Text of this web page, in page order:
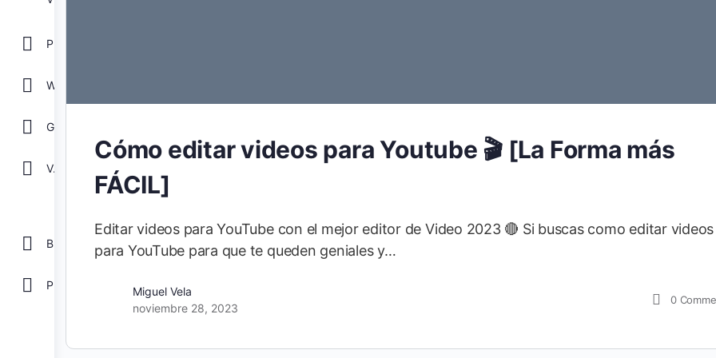
GOOGLE
Ver todos
Biblioteca
Cómo editar videos para Youtube 🎬 [La Forma más
FÁCIL]
Editar videos para YouTube con el mejor editor de Video 2023 🔴 Si buscas como editar videos
para YouTube para que te queden geniales y…
Miguel Vela
noviembre 28, 2023
0